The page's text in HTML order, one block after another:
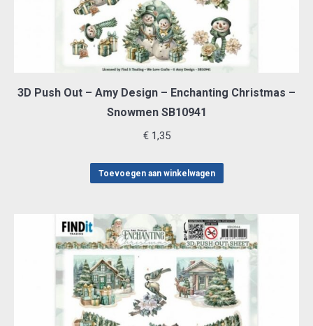
3D Push Out – Amy Design – Enchanting Christmas –
Snowmen SB10941
€1,35
Toevoegen aan winkelwagen